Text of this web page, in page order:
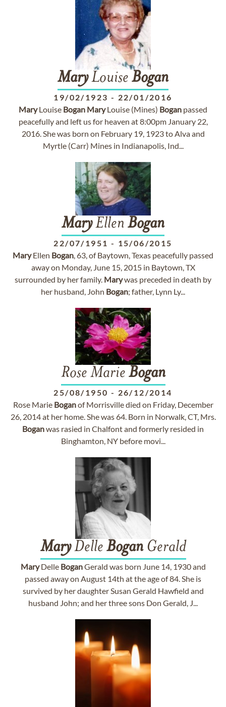
MaryLouise Bogan
19/02/1923 - 22/01/2016
MaryLouise Bogan MaryLouise (Mines) Bogan passed
peacefully and left us for heaven at 8:00pm January 22,
2016. She was born on February 19, 1923 to Alva and
Myrtle (Carr) Mines in Indianapolis, Ind...
MaryEllen Bogan
22/07/1951 - 15/06/2015
MaryEllen Bogan, 63, of Baytown, Texas peacefully passed
away on Monday, June 15, 2015 in Baytown, TX
surrounded by her family. Marywas preceded in death by
her husband, John Bogan; father, Lynn Ly...
Rose Marie Bogan
25/08/1950 - 26/12/2014
Rose Marie Boganof Morrisville died on Friday, December
26, 2014 at her home. She was 64. Born in Norwalk, CT, Mrs.
Boganwas rasied in Chalfont and formerly resided in
Binghamton, NY before movi...
MaryDelle BoganGerald
MaryDelle BoganGerald was born June 14, 1930 and
passed away on August 14th at the age of 84. She is
survived by her daughter Susan Gerald Hawfield and
husband John; and her three sons Don Gerald, J...